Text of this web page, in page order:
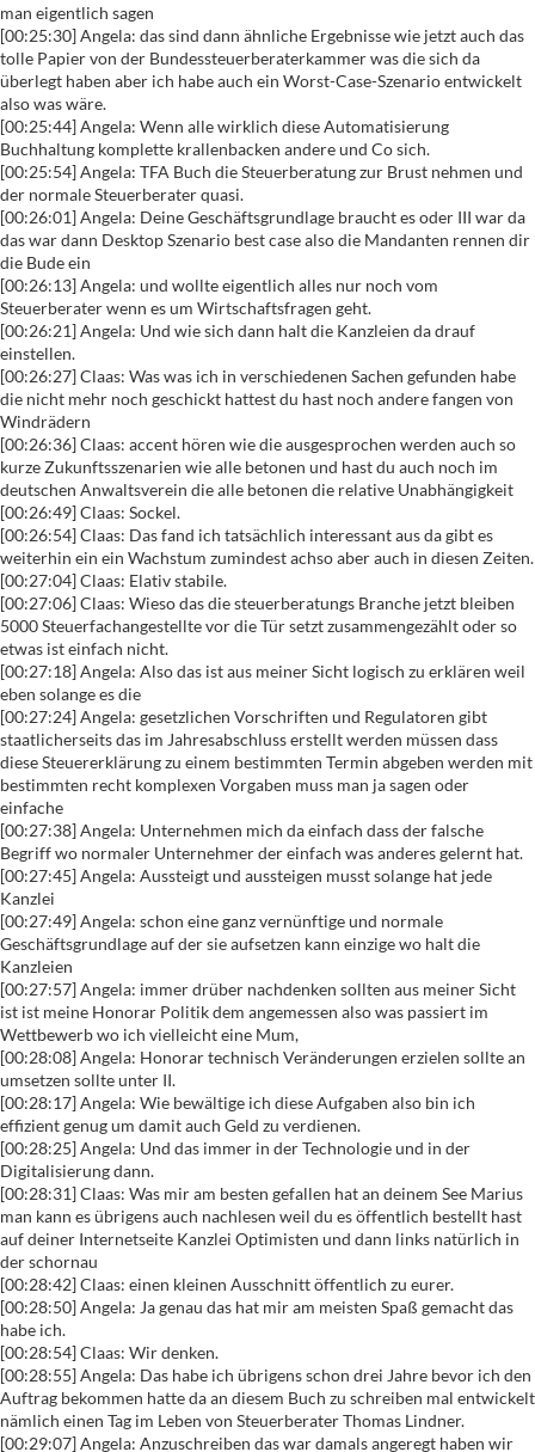
man eigentlich sagen
[00:25:30] Angela: das sind dann ähnliche Ergebnisse wie jetzt auch das
tolle Papier von der Bundessteuerberaterkammer was die sich da
überlegt haben aber ich habe auch ein Worst-Case-Szenario entwickelt
also was wäre.
[00:25:44] Angela: Wenn alle wirklich diese Automatisierung
Buchhaltung komplette krallenbacken andere und Co sich.
[00:25:54] Angela: TFA Buch die Steuerberatung zur Brust nehmen und
der normale Steuerberater quasi.
[00:26:01] Angela: Deine Geschäftsgrundlage braucht es oder III war da
das war dann Desktop Szenario best case also die Mandanten rennen dir
die Bude ein
[00:26:13] Angela: und wollte eigentlich alles nur noch vom
Steuerberater wenn es um Wirtschaftsfragen geht.
[00:26:21] Angela: Und wie sich dann halt die Kanzleien da drauf
einstellen.
[00:26:27] Claas: Was was ich in verschiedenen Sachen gefunden habe
die nicht mehr noch geschickt hattest du hast noch andere fangen von
Windrädern
[00:26:36] Claas: accent hören wie die ausgesprochen werden auch so
kurze Zukunftsszenarien wie alle betonen und hast du auch noch im
deutschen Anwaltsverein die alle betonen die relative Unabhängigkeit
[00:26:49] Claas: Sockel.
[00:26:54] Claas: Das fand ich tatsächlich interessant aus da gibt es
weiterhin ein ein Wachstum zumindest achso aber auch in diesen Zeiten.
[00:27:04] Claas: Elativ stabile.
[00:27:06] Claas: Wieso das die steuerberatungs Branche jetzt bleiben
5000 Steuerfachangestellte vor die Tür setzt zusammengezählt oder so
etwas ist einfach nicht.
[00:27:18] Angela: Also das ist aus meiner Sicht logisch zu erklären weil
eben solange es die
[00:27:24] Angela: gesetzlichen Vorschriften und Regulatoren gibt
staatlicherseits das im Jahresabschluss erstellt werden müssen dass
diese Steuererklärung zu einem bestimmten Termin abgeben werden mit
bestimmten recht komplexen Vorgaben muss man ja sagen oder
einfache
[00:27:38] Angela: Unternehmen mich da einfach dass der falsche
Begriff wo normaler Unternehmer der einfach was anderes gelernt hat.
[00:27:45] Angela: Aussteigt und aussteigen musst solange hat jede
Kanzlei
[00:27:49] Angela: schon eine ganz vernünftige und normale
Geschäftsgrundlage auf der sie aufsetzen kann einzige wo halt die
Kanzleien
[00:27:57] Angela: immer drüber nachdenken sollten aus meiner Sicht
ist ist meine Honorar Politik dem angemessen also was passiert im
Wettbewerb wo ich vielleicht eine Mum,
[00:28:08] Angela: Honorar technisch Veränderungen erzielen sollte an
umsetzen sollte unter II.
[00:28:17] Angela: Wie bewältige ich diese Aufgaben also bin ich
effizient genug um damit auch Geld zu verdienen.
[00:28:25] Angela: Und das immer in der Technologie und in der
Digitalisierung dann.
[00:28:31] Claas: Was mir am besten gefallen hat an deinem See Marius
man kann es übrigens auch nachlesen weil du es öffentlich bestellt hast
auf deiner Internetseite Kanzlei Optimisten und dann links natürlich in
der schornau
[00:28:42] Claas: einen kleinen Ausschnitt öffentlich zu eurer.
[00:28:50] Angela: Ja genau das hat mir am meisten Spaß gemacht das
habe ich.
[00:28:54] Claas: Wir denken.
[00:28:55] Angela: Das habe ich übrigens schon drei Jahre bevor ich den
Auftrag bekommen hatte da an diesem Buch zu schreiben mal entwickelt
nämlich einen Tag im Leben von Steuerberater Thomas Lindner.
[00:29:07] Angela: Anzuschreiben das war damals angeregt haben wir